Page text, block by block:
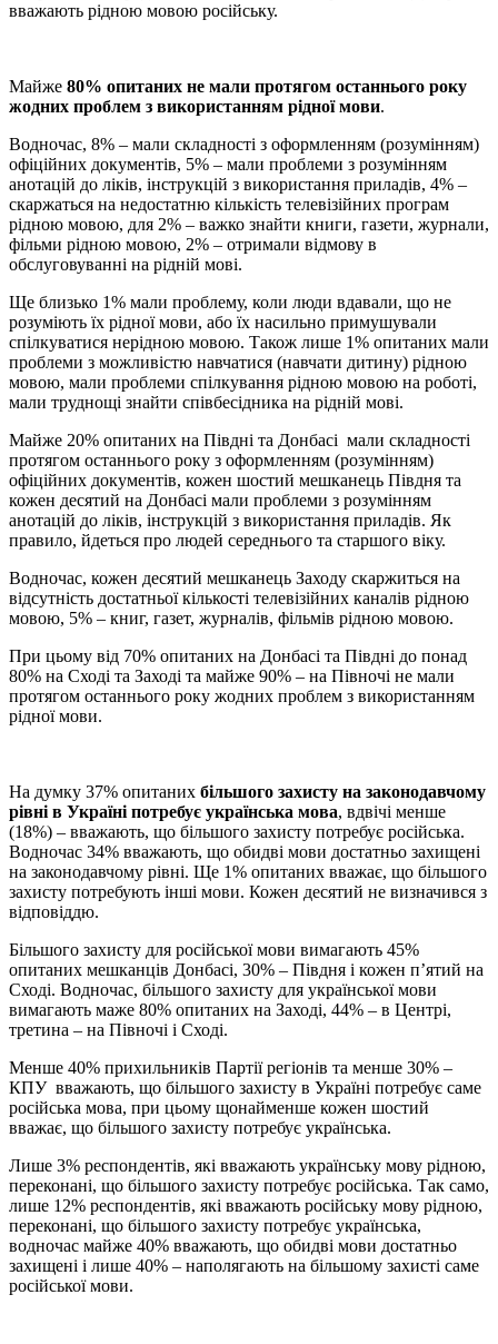
вважають рідною мовою російську.
Майже 80% опитаних не мали протягом останнього року
жодних проблем з використанням рідної мови.
Водночас, 8% – мали складності з оформленням (розумінням)
офіційних документів, 5% – мали проблеми з розумінням
анотацій до ліків, інструкцій з використання приладів, 4% –
скаржаться на недостатню кiлькiсть телевiзiйних програм
рiдною мовою, для 2% – важко знайти книги, газети, журнали,
фiльми рiдною мовою, 2% – отримали відмову в
обслуговуванні на рідній мові.
Ще близько 1% мали проблему, коли люди вдавали, що не
розуміють їх рідної мови, або їх насильно примушували
спiлкуватися нерiдною мовою. Також лише 1% опитаних мали
проблеми з можливiстю навчатися (навчати дитину) рiдною
мовою, мали проблеми спiлкування рiдною мовою на роботi,
мали труднощі знайти спiвбесiдника на рiднiй мовi.
Майже 20% опитаних на Півдні та Донбасі мали складності
протягом останнього року з оформленням (розумінням)
офіційних документів, кожен шостий мешканець Півдня та
кожен десятий на Донбасі мали проблеми з розумінням
анотацій до ліків, інструкцій з використання приладів. Як
правило, йдеться про людей середнього та старшого віку.
Водночас, кожен десятий мешканець Заходу скаржиться на
відсутність достатньої кількості телевізійних каналів рідною
мовою, 5% – книг, газет, журналів, фiльмів рiдною мовою.
При цьому від 70% опитаних на Донбасі та Півдні до понад
80% на Сході та Заході та майже 90% – на Півночі не мали
протягом останнього року жодних проблем з використанням
рідної мови.
На думку 37% опитаних більшого захисту на законодавчому
рівні в Україні потребує українська мова, вдвічі менше
(18%) – вважають, що більшого захисту потребує російська.
Водночас 34% вважають, що обидві мови достатньо захищені
на законодавчому рівні. Ще 1% опитаних вважає, що більшого
захисту потребують інші мови. Кожен десятий не визначився з
відповіддю.
Більшого захисту для російської мови вимагають 45%
опитаних мешканців Донбасі, 30% – Півдня і кожен п’ятий на
Сході. Водночас, більшого захисту для української мови
вимагають маже 80% опитаних на Заході, 44% – в Центрі,
третина – на Півночі і Сході.
Менше 40% прихильників Партії регіонів та менше 30% –
КПУ вважають, що більшого захисту в Україні потребує саме
російська мова, при цьому щонайменше кожен шостий
вважає, що більшого захисту потребує українська.
Лише 3% респондентів, які вважають українську мову рідною,
переконані, що більшого захисту потребує російська. Так само,
лише 12% респондентів, які вважають російську мову рідною,
переконані, що більшого захисту потребує українська,
водночас майже 40% вважають, що обидві мови достатньо
захищені і лише 40% – наполягають на більшому захисті саме
російської мови.